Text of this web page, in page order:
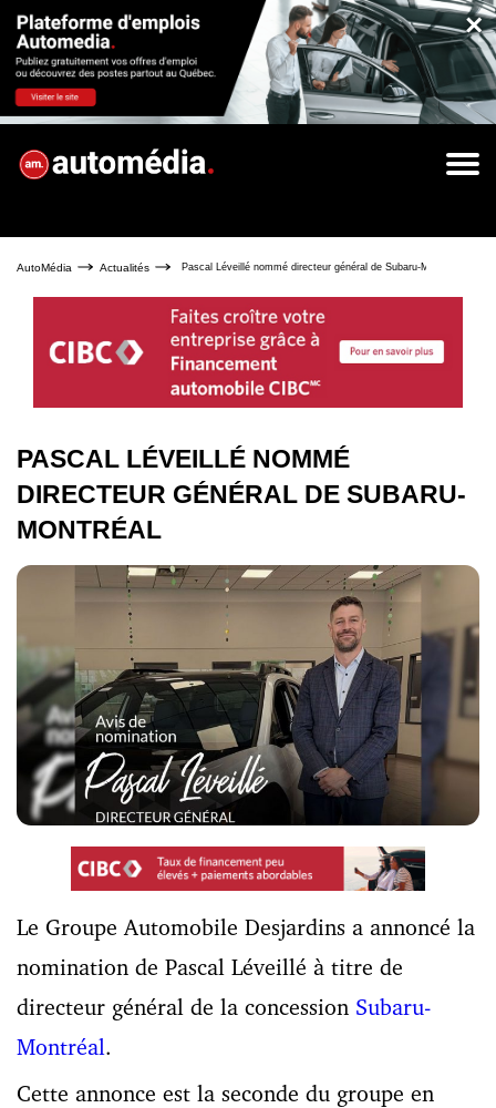
×
AutoMédia Actualités Pascal Léveillé nommé directeur général de Subaru-Montréal
PASCAL LÉVEILLÉ NOMMÉ
DIRECTEUR GÉNÉRAL DE SUBARU-
MONTRÉAL
Le Groupe Automobile Desjardins a annoncé la
nomination de Pascal Léveillé à titre de
directeur général de la concession Subaru-
Montréal.
Cette annonce est la seconde du groupe en